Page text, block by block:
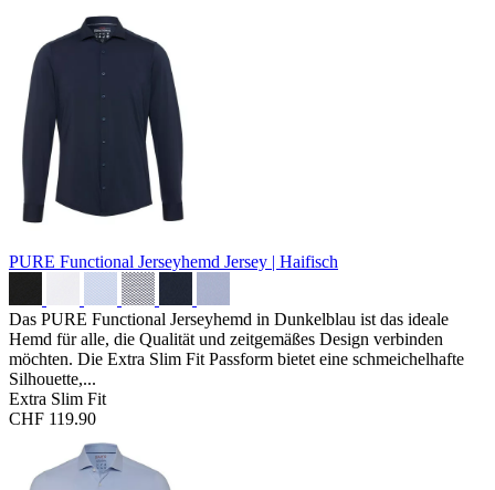
PURE Functional Jerseyhemd Jersey | Haifisch
Das PURE Functional Jerseyhemd in Dunkelblau ist das ideale
Hemd für alle, die Qualität und zeitgemäßes Design verbinden
möchten. Die Extra Slim Fit Passform bietet eine schmeichelhafte
Silhouette,...
Extra Slim Fit
CHF 119.90